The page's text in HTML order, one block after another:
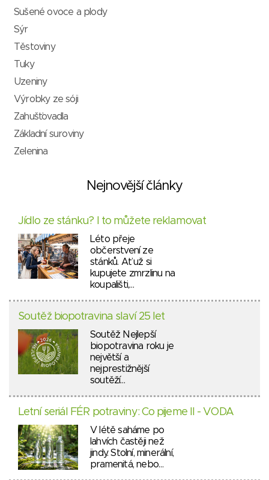
Sušené ovoce a plody
Sýr
Těstoviny
Tuky
Uzeniny
Výrobky ze sóji
Zahušťovadla
Základní suroviny
Zelenina
Nejnovější články
Jídlo ze stánku? I to můžete reklamovat
Léto přeje
občerstvení ze
stánků. Ať už si
kupujete zmrzlinu na
koupališti,…
Soutěž biopotravina slaví 25 let
Soutěž Nejlepší
biopotravina roku je
největší a
nejprestižnější
soutěží…
Letní seriál FÉR potraviny: Co pijeme II - VODA
V létě saháme po
lahvích častěji než
jindy. Stolní, minerální,
pramenitá, nebo…